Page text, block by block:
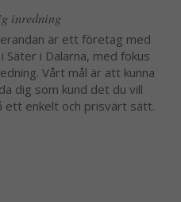
inredning
är ett företag med
Säter i Dalarna, med fokus
Vårt mål är att kunna
dig som kund det du vill
ett enkelt och prisvärt sätt.